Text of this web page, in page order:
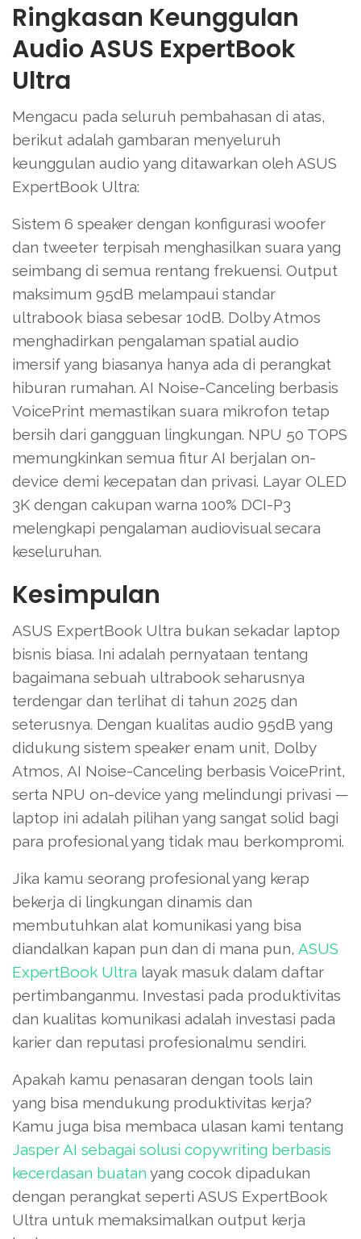
Ringkasan Keunggulan
Audio ASUS ExpertBook
Ultra
Mengacu pada seluruh pembahasan di atas,
berikut adalah gambaran menyeluruh
keunggulan audio yang ditawarkan oleh ASUS
ExpertBook Ultra:
Sistem 6 speaker dengan konfigurasi woofer
dan tweeter terpisah menghasilkan suara yang
seimbang di semua rentang frekuensi. Output
maksimum 95dB melampaui standar
ultrabook biasa sebesar 10dB. Dolby Atmos
menghadirkan pengalaman spatial audio
imersif yang biasanya hanya ada di perangkat
hiburan rumahan. AI Noise-Canceling berbasis
VoicePrint memastikan suara mikrofon tetap
bersih dari gangguan lingkungan. NPU 50 TOPS
memungkinkan semua fitur AI berjalan on-
device demi kecepatan dan privasi. Layar OLED
3K dengan cakupan warna 100% DCI-P3
melengkapi pengalaman audiovisual secara
keseluruhan.
Kesimpulan
ASUS ExpertBook Ultra bukan sekadar laptop
bisnis biasa. Ini adalah pernyataan tentang
bagaimana sebuah ultrabook seharusnya
terdengar dan terlihat di tahun 2025 dan
seterusnya. Dengan kualitas audio 95dB yang
didukung sistem speaker enam unit, Dolby
Atmos, AI Noise-Canceling berbasis VoicePrint,
serta NPU on-device yang melindungi privasi —
laptop ini adalah pilihan yang sangat solid bagi
para profesional yang tidak mau berkompromi.
Jika kamu seorang profesional yang kerap
bekerja di lingkungan dinamis dan
membutuhkan alat komunikasi yang bisa
diandalkan kapan pun dan di mana pun, ASUS
ExpertBook Ultra layak masuk dalam daftar
pertimbanganmu. Investasi pada produktivitas
dan kualitas komunikasi adalah investasi pada
karier dan reputasi profesionalmu sendiri.
Apakah kamu penasaran dengan tools lain
yang bisa mendukung produktivitas kerja?
Kamu juga bisa membaca ulasan kami tentang
Jasper AI sebagai solusi copywriting berbasis
kecerdasan buatan yang cocok dipadukan
dengan perangkat seperti ASUS ExpertBook
Ultra untuk memaksimalkan output kerja